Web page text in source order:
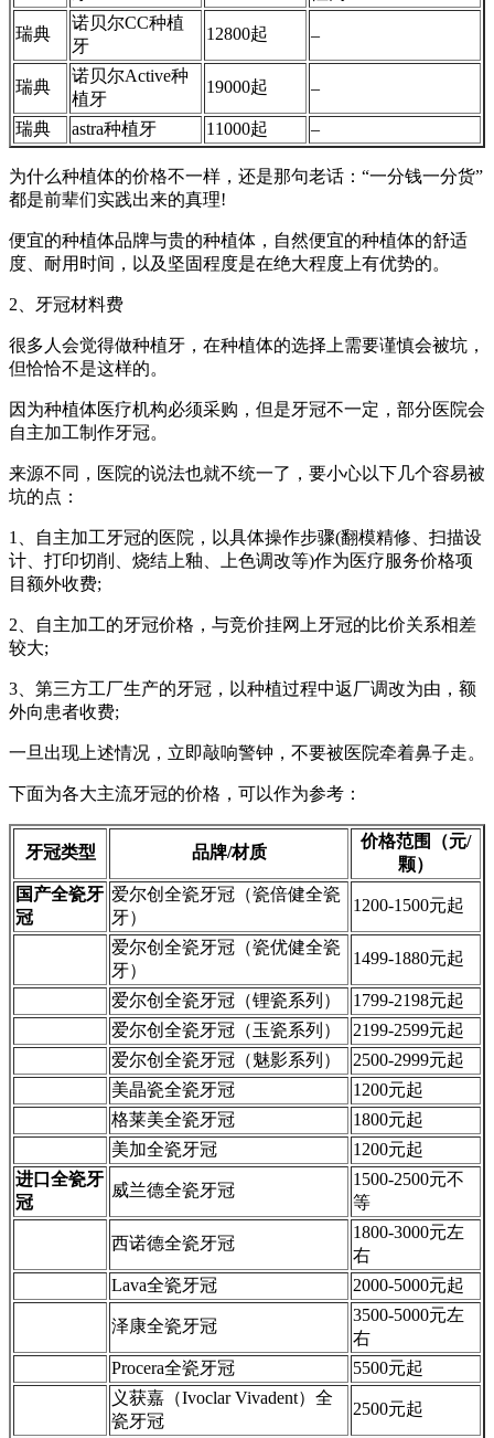
瑞典
诺贝尔CC种植
牙
12800起 –
瑞典
诺贝尔Active种
植牙
19000起 –
瑞典 astra种植牙 11000起 –
为什么种植体的价格不一样，还是那句老话：“一分钱一分货”
都是前辈们实践出来的真理!
便宜的种植体品牌与贵的种植体，自然便宜的种植体的舒适
度、耐用时间，以及坚固程度是在绝大程度上有优势的。
2、牙冠材料费
很多人会觉得做种植牙，在种植体的选择上需要谨慎会被坑，
但恰恰不是这样的。
因为种植体医疗机构必须采购，但是牙冠不一定，部分医院会
自主加工制作牙冠。
来源不同，医院的说法也就不统一了，要小心以下几个容易被
坑的点：
1、自主加工牙冠的医院，以具体操作步骤(翻模精修、扫描设
计、打印切削、烧结上釉、上色调改等)作为医疗服务价格项
目额外收费;
2、自主加工的牙冠价格，与竞价挂网上牙冠的比价关系相差
较大;
3、第三方工厂生产的牙冠，以种植过程中返厂调改为由，额
外向患者收费;
一旦出现上述情况，立即敲响警钟，不要被医院牵着鼻子走。
下面为各大主流牙冠的价格，可以作为参考：
牙冠类型 品牌/材质
价格范围（元/
颗）
国产全瓷牙
冠
爱尔创全瓷牙冠（瓷倍健全瓷
牙）
1200-1500元起
爱尔创全瓷牙冠（瓷优健全瓷
牙）
1499-1880元起
爱尔创全瓷牙冠（锂瓷系列）
1799-2198元起
爱尔创全瓷牙冠（玉瓷系列）
2199-2599元起
爱尔创全瓷牙冠（魅影系列）
2500-2999元起
美晶瓷全瓷牙冠
1200元起
格莱美全瓷牙冠
1800元起
美加全瓷牙冠
1200元起
进口全瓷牙
冠
威兰德全瓷牙冠
1500-2500元不
等
西诺德全瓷牙冠
1800-3000元左
右
Lava全瓷牙冠
2000-5000元起
泽康全瓷牙冠
3500-5000元左
右
Procera全瓷牙冠
5500元起
义获嘉（Ivoclar Vivadent）全
瓷牙冠
2500元起